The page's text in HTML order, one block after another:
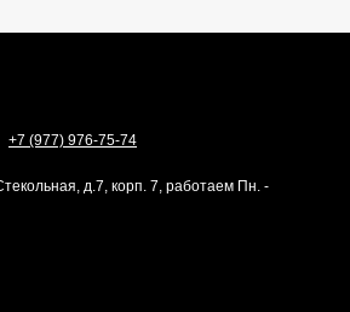
+7 (977) 976-75-74
д.7, корп. 7, работаем Пн. -